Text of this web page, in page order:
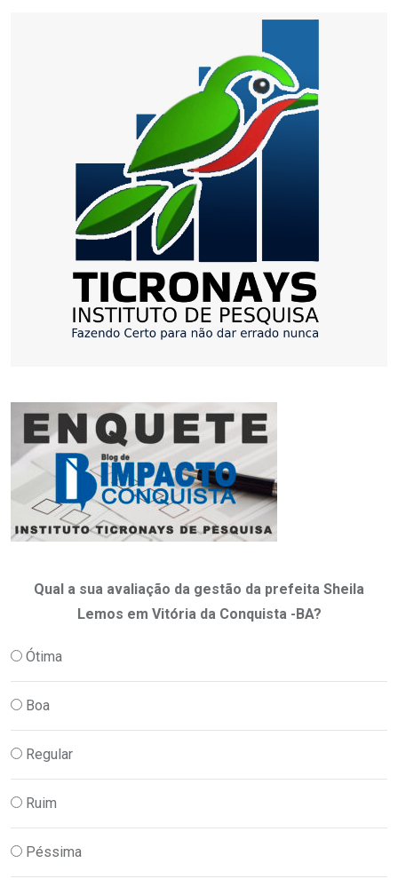
Qual a sua avaliação da gestão da prefeita Sheila
Lemos em Vitória da Conquista -BA?
Ótima
Boa
Regular
Ruim
Péssima